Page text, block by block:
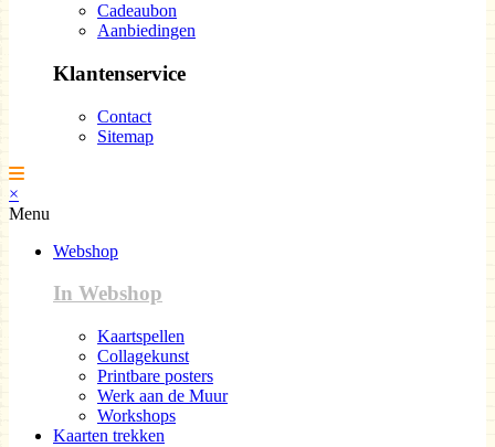
Cadeaubon
Aanbiedingen
Klantenservice
Contact
Sitemap
×
Menu
Webshop
In Webshop
Kaartspellen
Collagekunst
Printbare posters
Werk aan de Muur
Workshops
Kaarten trekken